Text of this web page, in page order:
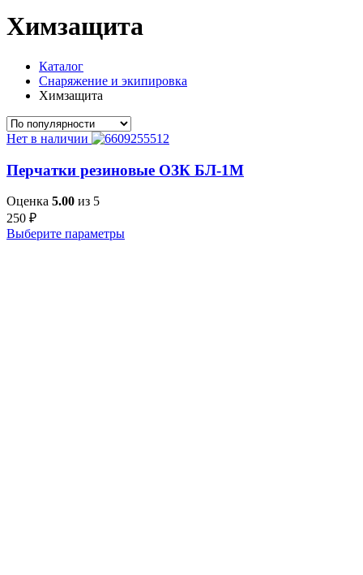
Химзащита
Каталог
Снаряжение и экипировка
Химзащита
Нет в наличии
Перчатки резиновые ОЗК БЛ-1М
Оценка 5.00 из 5
250 ₽
Выберите параметры